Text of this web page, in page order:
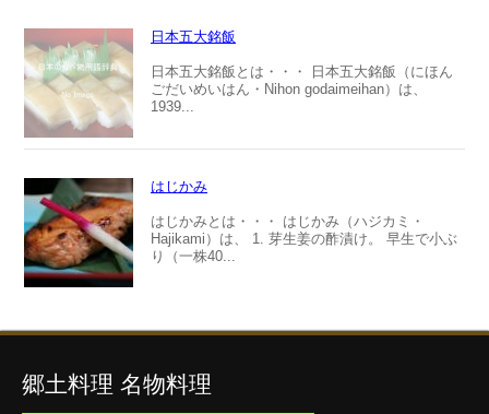
日本五大銘飯
日本五大銘飯とは・・・ 日本五大銘飯（にほん
ごだいめいはん・Nihon godaimeihan）は、
1939...
はじかみ
はじかみとは・・・ はじかみ（ハジカミ・
Hajikami）は、 1. 芽生姜の酢漬け。 早生で小ぶ
り（一株40...
郷土料理 名物料理